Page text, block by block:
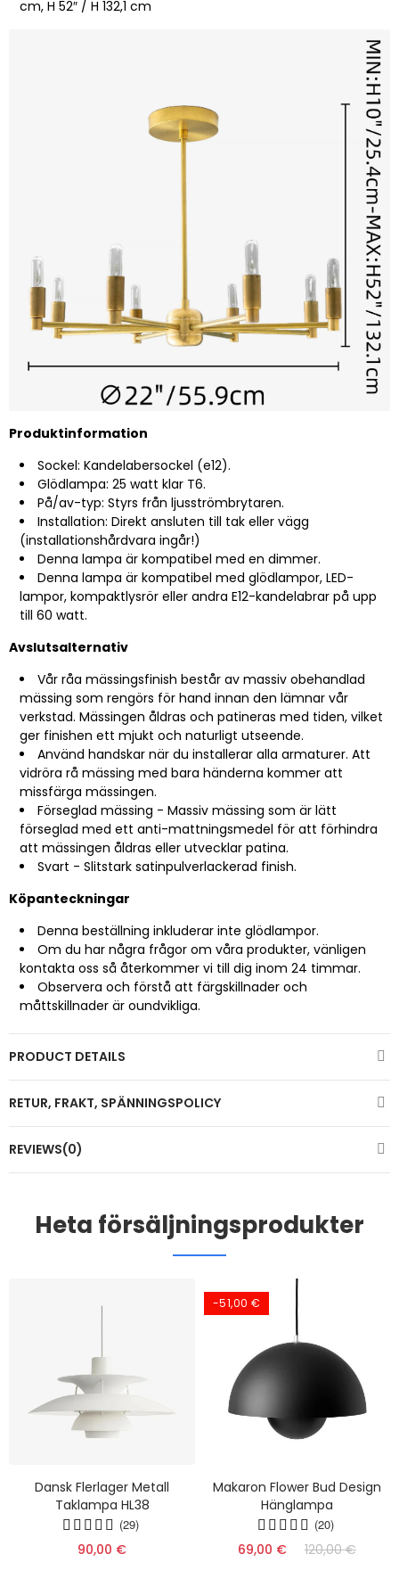
cm, H 52″ / H 132,1 cm
Produktinformation
Sockel: Kandelabersockel (e12).
Glödlampa: 25 watt klar T6.
På/av-typ: Styrs från ljusströmbrytaren.
Installation: Direkt ansluten till tak eller vägg
(installationshårdvara ingår!)
Denna lampa är kompatibel med en dimmer.
Denna lampa är kompatibel med glödlampor, LED-
lampor, kompaktlysrör eller andra E12-kandelabrar på upp
till 60 watt.
Avslutsalternativ
Vår råa mässingsfinish består av massiv obehandlad
mässing som rengörs för hand innan den lämnar vår
verkstad. Mässingen åldras och patineras med tiden, vilket
ger finishen ett mjukt och naturligt utseende.
Använd handskar när du installerar alla armaturer. Att
vidröra rå mässing med bara händerna kommer att
missfärga mässingen.
Förseglad mässing - Massiv mässing som är lätt
förseglad med ett anti-mattningsmedel för att förhindra
att mässingen åldras eller utvecklar patina.
Svart - Slitstark satinpulverlackerad finish.
Köpanteckningar
Denna beställning inkluderar inte glödlampor.
Om du har några frågor om våra produkter, vänligen
kontakta oss så återkommer vi till dig inom 24 timmar.
Observera och förstå att färgskillnader och
måttskillnader är oundvikliga.
PRODUCT DETAILS
RETUR, FRAKT, SPÄNNINGSPOLICY
REVIEWS(0)
Heta försäljningsprodukter
Dansk Flerlager Metall
Taklampa HL38
(29)
90,00 €
-51,00 €
Makaron Flower Bud Design
Hänglampa
(20)
69,00 € 120,00 €